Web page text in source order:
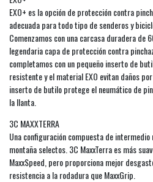
EXO+ es la opción de protección contra
adecuada para todo tipo de senderos y
Comenzamos con una carcasa duradera de
legendaria capa de protección contra
completamos con un pequeño inserto de
resistente y el material EXO evitan daños
inserto de butilo protege el neumático de
la llanta.
3C MAXXTERRA
Una configuración compuesta de
montaña selectos. 3C MaxxTerra es más
MaxxSpeed, pero proporciona mejor
resistencia a la rodadura que MaxxGrip.